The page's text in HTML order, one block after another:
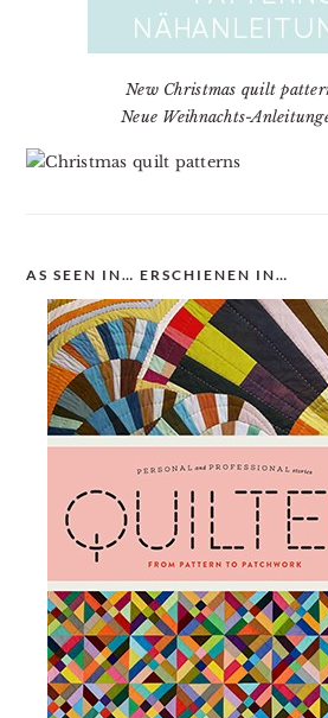
New Christmas quilt
Neue Weihnachts-
AS SEEN IN… ERSCHIENEN IN…